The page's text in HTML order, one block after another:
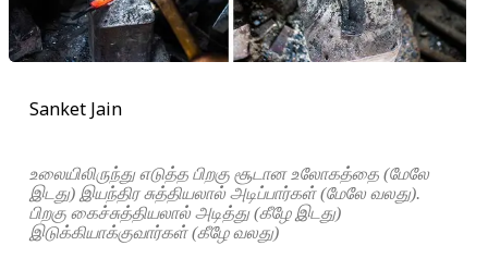
Sanket Jain
உலையிலிருந்து எடுத்த பிறகு சூடான உலோகத்தை (மேலே
இடது) இயந்திர சுத்தியலால் அடிப்பார்கள் (மேலே வலது).
பிறகு கைச்சுத்தியலால் அடித்து (கீழே இடது)
இடுக்கியாக்குவார்கள் (கீழே வலது)